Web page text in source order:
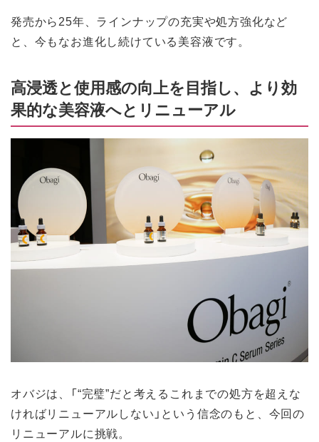
発売から25年、ラインナップの充実や処方強化など
と、今もなお進化し続けている美容液です。
高浸透と使用感の向上を目指し、より効
果的な美容液へとリニューアル
オバジは、「“完璧”だと考えるこれまでの処方を超えな
ければリニューアルしない」という信念のもと、今回の
リニューアルに挑戦。